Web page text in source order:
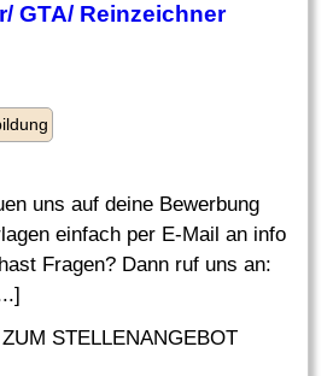
GTA/ Reinzeichner
uns auf deine Bewerbung
einfach per E-Mail an info
Fragen? Dann ruf uns an:
STELLENANGEBOT